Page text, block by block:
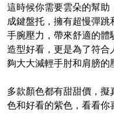
這時候你需要雲朵的幫
成鍵盤托，擁有超慢彈
手腕壓力，帶來舒適的體
造型好看，更是為了符
夠大大減輕手肘和肩膀的
多款顏色都有甜甜價，
色和好看的紫色，看看你